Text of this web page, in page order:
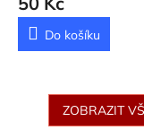
Do košíku
ZOBRAZIT